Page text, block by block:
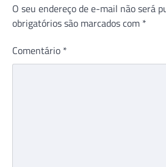
O seu endereço de e-mail não será
obrigatórios são marcados com *
Comentário *